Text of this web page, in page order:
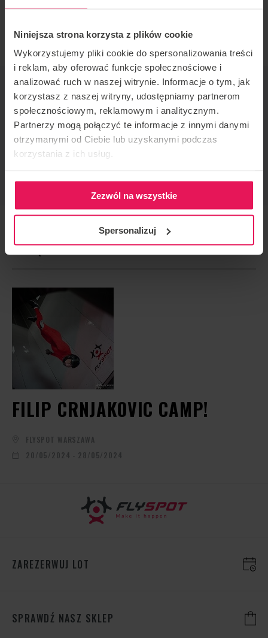
Niniejsza strona korzysta z plików cookie
Wykorzystujemy pliki cookie do spersonalizowania treści
i reklam, aby oferować funkcje społecznościowe i
analizować ruch w naszej witrynie. Informacje o tym, jak
korzystasz z naszej witryny, udostępniamy partnerom
społecznościowym, reklamowym i analitycznym.
Partnerzy mogą połączyć te informacje z innymi danymi
otrzymanymi od Ciebie lub uzyskanymi podczas
korzystania z ich usług.
Zezwól na wszystkie
Spersonalizuj
Jeśli chcesz dołączyć do tego campu lub masz jakieś
ORGANIZATOR IMPREZY
Flyspot
KONTAKT W SPRAWIE IMPREZY
camps@flyspot.com
NASTĘPNE WYDARZENIE
FILIP CRNJAKOVIC CAMP!
FLYSPOT WARSZAWA
20/05/2024 - 28/05/2024
ZAREZERWUJ LOT
SPRAWDŹ NASZ SKLEP